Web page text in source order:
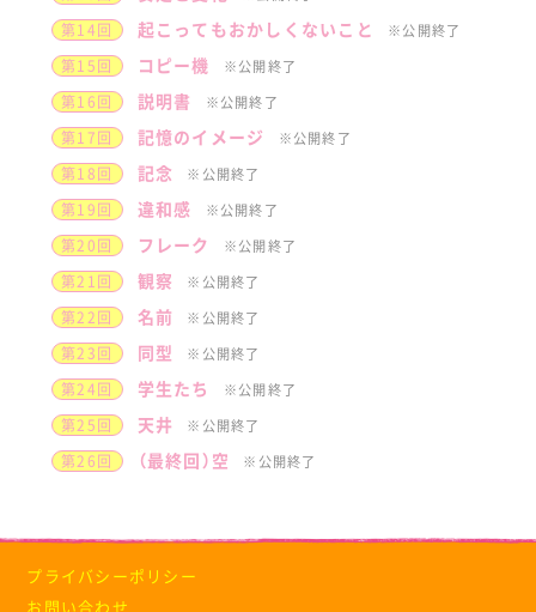
第14回 起こってもおかしくないこと ※公開終了
第15回 コピー機 ※公開終了
第16回 説明書 ※公開終了
第17回 記憶のイメージ ※公開終了
第18回 記念 ※公開終了
第19回 違和感 ※公開終了
第20回 フレーク ※公開終了
第21回 観察 ※公開終了
第22回 名前 ※公開終了
第23回 同型 ※公開終了
第24回 学生たち ※公開終了
第25回 天井 ※公開終了
第26回 （最終回）空 ※公開終了
プライバシーポリシー
お問い合わせ